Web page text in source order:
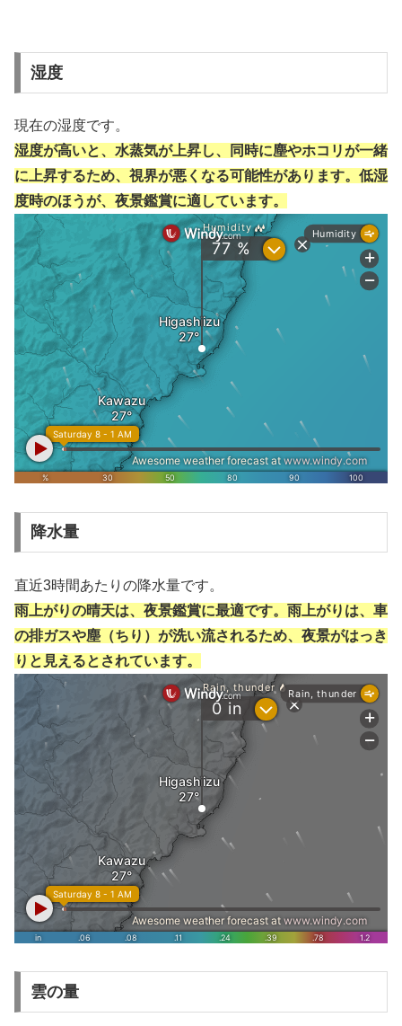
湿度
現在の湿度です。
湿度が高いと、水蒸気が上昇し、同時に塵やホコリが一緒
に上昇するため、視界が悪くなる可能性があります。低湿
度時のほうが、夜景鑑賞に適しています。
降水量
直近3時間あたりの降水量です。
雨上がりの晴天は、夜景鑑賞に最適です。雨上がりは、車
の排ガスや塵（ちり）が洗い流されるため、夜景がはっき
りと見えるとされています。
雲の量